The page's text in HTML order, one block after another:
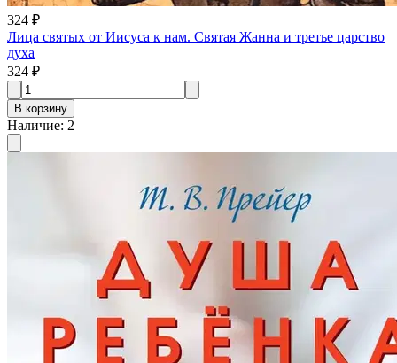
324 ₽
Лица святых от Иисуса к нам. Святая Жанна и третье царство
духа
324 ₽
В корзину
Наличие: 2